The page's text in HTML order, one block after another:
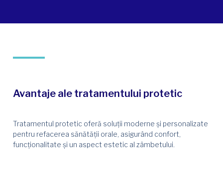
Avantaje ale tratamentului protetic
Tratamentul protetic oferă soluții moderne și personalizate
pentru refacerea sănătății orale, asigurând confort,
funcționalitate și un aspect estetic al zâmbetului.